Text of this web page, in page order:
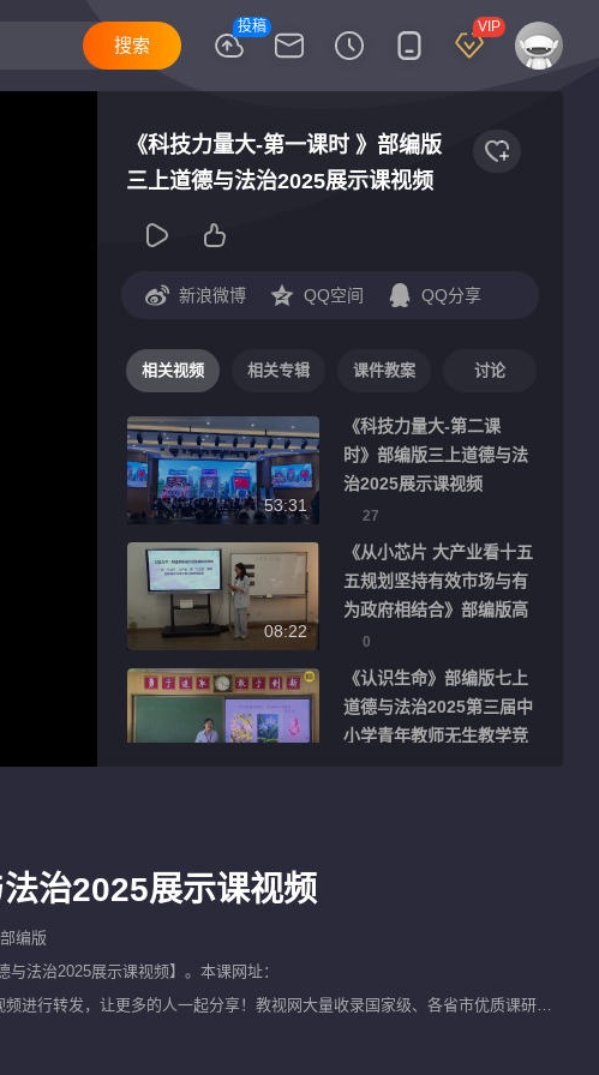
投稿 VIP
《科技力量大-第一课时 》部编版
三上道德与法治2025展示课视频
新浪微博 QQ空间 QQ分享
相关视频 相关专辑 课件教案 讨论
53:31
《科技力量大-第二课
时》部编版三上道德与法
治2025展示课视频
27
08:22
《从小芯片 大产业看十五
五规划坚持有效市场与有
为政府相结合》部编版高
中政治2026第十届微格课
教学风采展示活动视频
0
《认识生命》部编版七上
道德与法治2025第三届中
小学青年教师无生教学竞
24:10
40:30
课视频
治2025展示课视频
编版
与法治2025展示课视频】。本课网址：
进行转发，让更多的人一起分享！教视网大量收录国家级、各省市优质课研讨